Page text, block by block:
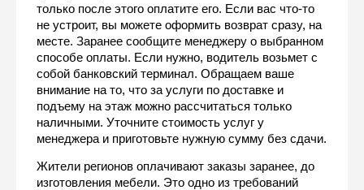
только после этого оплатите его. Если вас что-то
не устроит, вы можете оформить возврат сразу, на
месте. Заранее сообщите менеджеру о выбранном
способе оплаты. Если нужно, водитель возьмет с
собой банковский терминал. Обращаем ваше
внимание на то, что за услуги по доставке и
подъему на этаж можно рассчитаться только
наличными. Уточните стоимость услуг у
менеджера и приготовьте нужную сумму без сдачи.
Жители регионов оплачивают заказы заранее, до
изготовления мебели. Это одно из требований